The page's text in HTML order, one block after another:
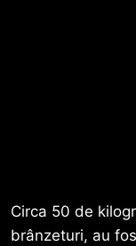
Circa 50 de
brânzeturi, au